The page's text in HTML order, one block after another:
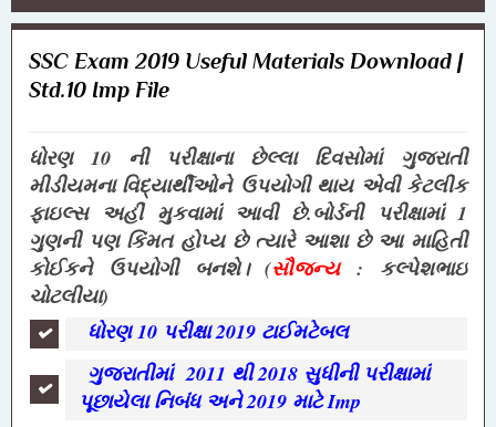
SSC Exam 2019 Useful Materials Download |
Std.10 Imp File
ધોરણ 10 ની પરીક્ષાના છેલ્લા દિવસોમાં ગુજરાતી
મીડીયમના વિદ્યાર્થીઓને ઉપયોગી થાય એવી કેટલીક
ફાઇલ્સ અહીં મુકવામાં આવી છે.બોર્ડની પરીક્ષામાં 1
ગુણની પણ કિંમત હોપ્ય છે ત્યારે આશા છે આ માહિતી
કોઈકને ઉપયોગી બનશે। (સૌજન્ય: કલ્પેશભાઇ
ચોટલીયા)
ધોરણ 10 પરીક્ષા 2019 ટાઈમટેબલ
ગુજરાતીમાં 2011 થી 2018 સુધીની પરીક્ષામાં
પૂછાયેલા નિબંધ અને 2019 માટે Imp